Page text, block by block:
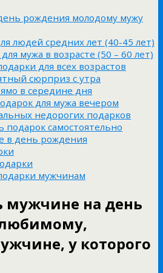
рождения молодому мужу
людей средних лет (40-45 лет)
мужа в возрасте (50 – 60 лет)
для всех возрастов
сюрприз с утра
в середине дня
для мужа вечером
недорогих подарков
подарок самостоятельно
в день рождения
мужчинам
мужчине на день
у которого